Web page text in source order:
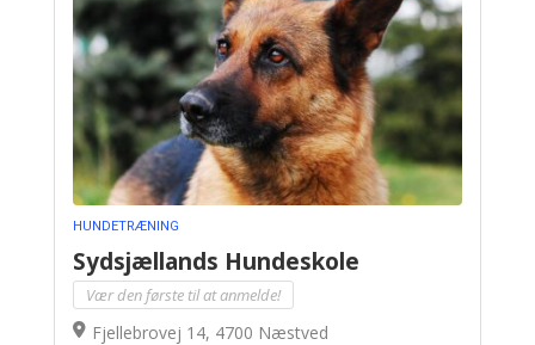
HUNDETRÆNING
Sydsjællands Hundeskole
Vær den første til at anmelde!
Fjellebrovej 14, 4700 Næstved